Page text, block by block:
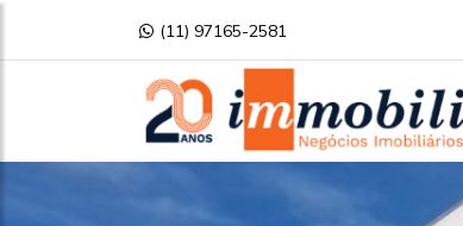
(11) 97165-2581